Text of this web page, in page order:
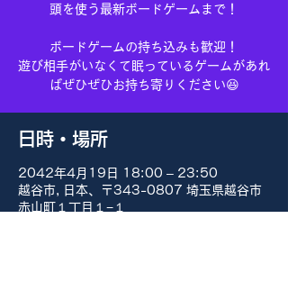
頭を使う最新ボードゲームまで！
ボードゲームの持ち込みも歓迎！
遊び相手がいなくて眠っているゲームがあれ
ばぜひぜひお持ち寄りください😆
日時・場所
2042年4月19日 18:00 – 23:50
越谷市, 日本、〒343-0807 埼玉県越谷市
赤山町１丁目１−１